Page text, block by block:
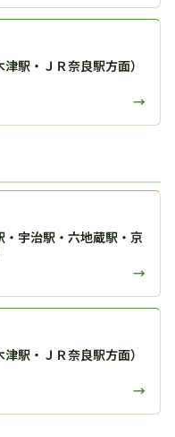
駅・ＪＲ奈良駅方面）
→
宇治駅・六地蔵駅・京
→
駅・ＪＲ奈良駅方面）
→